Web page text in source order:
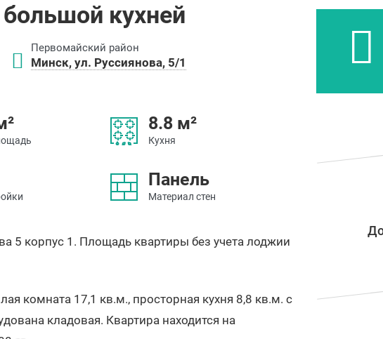
кухней
Первомайский район
Минск, ул. Руссиянова, 5/1
8.8 м²
Кухня
Панель
Материал стен
5 корпус 1. Площадь квартиры без учета лоджии
комната 17,1 кв.м., просторная кухня 8,8 кв.м. с
кладовая. Квартира находится на